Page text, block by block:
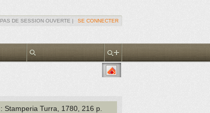
PAS DE SESSION OUVERTE | SE CONNECTER
: Stamperia Turra , 1780, 216 p.